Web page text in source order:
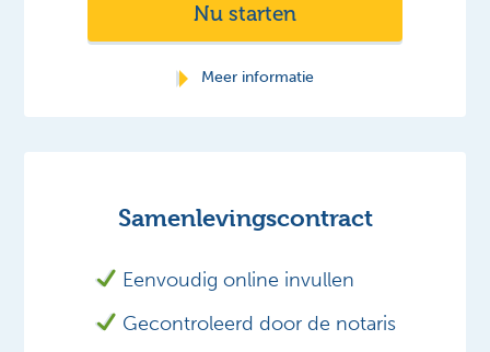
Nu starten
Meer informatie
Samenlevingscontract
Eenvoudig online invullen
Gecontroleerd door de notaris